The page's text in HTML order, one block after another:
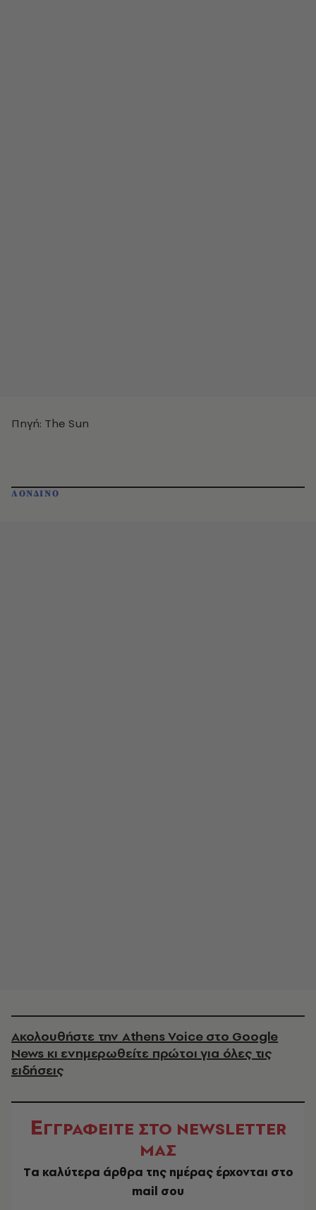
Πηγή: The Sun
ΛΟΝΔΙΝΟ
Ακολουθήστε την Athens Voice στο Google
News κι ενημερωθείτε πρώτοι για όλες τις
ειδήσεις
ΕΓΓΡΑΦΕΙΤΕ ΣΤΟ NEWSLETTER
ΜΑΣ
Tα καλύτερα άρθρα της ημέρας έρχονται στο
mail σου